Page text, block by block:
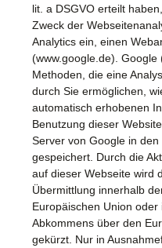
lit. a DSGVO erteilt
Zweck der
Analytics ein, einen
(www.google.de). Google
Methoden, die eine
durch Sie ermöglichen,
automatisch erhobenen
Benutzung dieser
Server von Google in
gespeichert. Durch die
auf dieser Webseite wird
Übermittlung innerhalb
Europäischen Union
Abkommens über den
gekürzt. Nur in